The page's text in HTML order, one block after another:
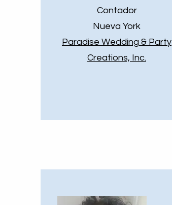
Contador
Nueva York
Paradise Wedding & Party
Creations, Inc.